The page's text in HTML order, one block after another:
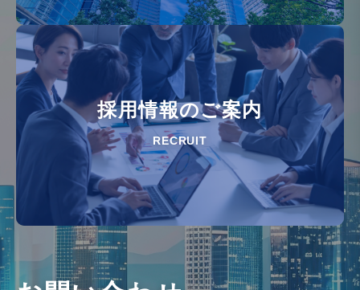
採用情報のご案内
RECRUIT